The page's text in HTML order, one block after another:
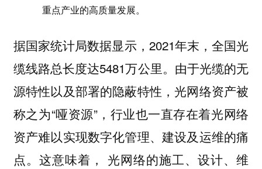
重点产业的高质量发展。
据国家统计局数据显示，2021年末，全国光
缆线路总长度达5481万公里。由于光缆的无
源特性以及部署的隐蔽特性，光网络资产被
称之为“哑资源”，行业也一直存在着光网络
资产难以实现数字化管理、建设及运维的痛
点。这意味着， 光网络的施工、设计、维